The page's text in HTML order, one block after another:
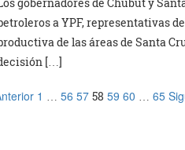
a YPF, representativas
de las áreas de Santa
[…]
1 56 57 58 59 60 65